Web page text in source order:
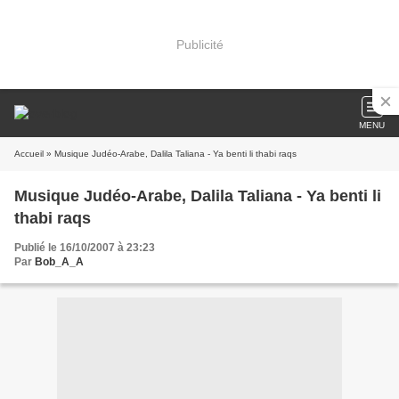
Publicité
MENU
Accueil » Musique Judéo-Arabe, Dalila Taliana - Ya benti li thabi raqs
Musique Judéo-Arabe, Dalila Taliana - Ya benti li
thabi raqs
Publié le 16/10/2007 à 23:23
Par Bob_A_A